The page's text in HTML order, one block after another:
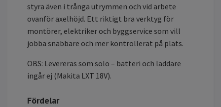
styra även i trånga utrymmen och vid arbete
ovanför axelhöjd. Ett riktigt bra verktyg för
montörer, elektriker och byggservice som vill
jobba snabbare och mer kontrollerat på plats.
OBS: Levereras som solo – batteri och laddare
ingår ej (Makita LXT 18V).
Fördelar